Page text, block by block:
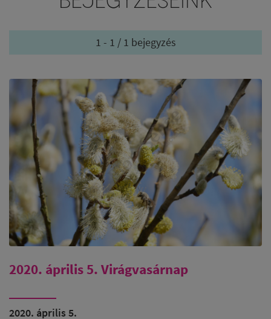
1 - 1 / 1 bejegyzés
2020. április 5. Virágvasárnap
2020. április 5.